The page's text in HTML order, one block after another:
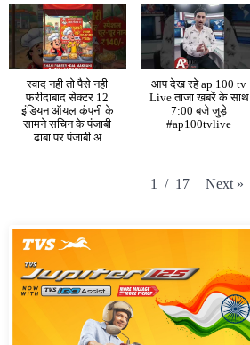
स्वाद नही तो पैसे नही
फरीदाबाद सेक्टर 12
इंडियन ऑयल कंपनी के
सामने सचिन के पंजाबी
ढाबा पर पंजाबी अ
आप देख रहे ap 100 tv
Live ताजा खबरें के साथ
7:00 बजे जुड़े
#ap100tvlive
1 / 17 Next »